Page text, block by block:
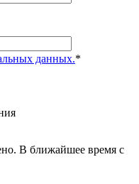
данных.*
В ближайшее время с